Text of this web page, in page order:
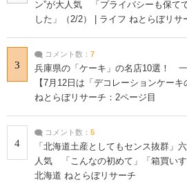
ン”が大人気 「プライバシーも保て
した」（2/2） | ライフ ねとらぼリサ
3
コメント数： 7
兵庫県の「ケーキ」の名店10選！
【7月12日は「デコレーションケー
ねとらぼリサーチ：2ページ目
4
コメント数： 5
「北海道土産としてもセンス抜群」
人気 「こんなの初めて」「箱買いす
北海道 ねとらぼリサーチ